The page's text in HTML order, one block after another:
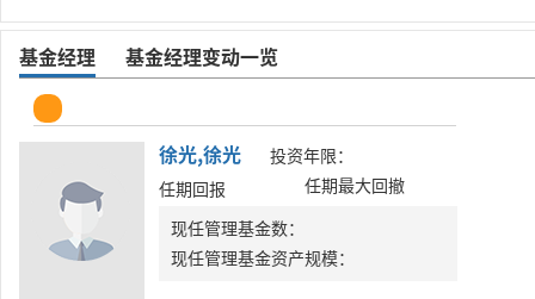
基金经理 基金经理变动一览
徐光,徐光
投资年限：
任期回报
任期最大回撤
现任管理基金数：
现任管理基金资产规模：